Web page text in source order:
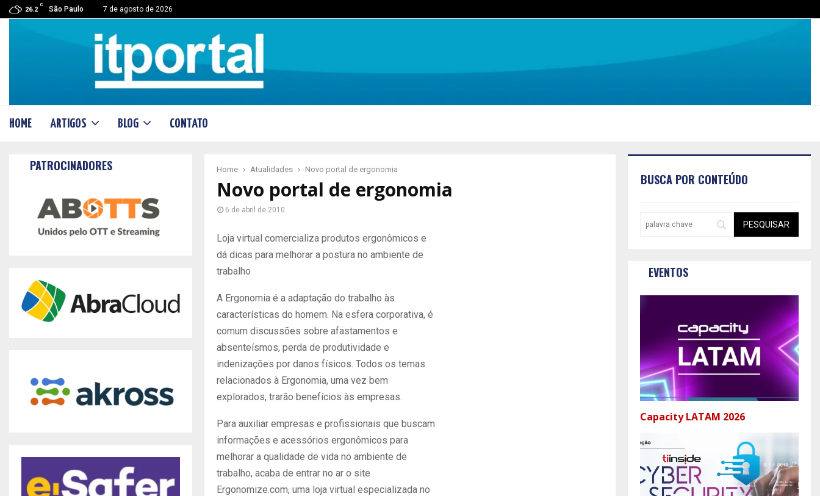
26.2
C
São Paulo 7 de agosto de 2026
HOME ARTIGOS BLOG CONTATO
Home Atualidades Novo portal de ergonomia
Novo portal de ergonomia
6 de abril de 2010
Loja virtual comercializa produtos ergonômicos e
dá dicas para melhorar a postura no ambiente de
trabalho
A Ergonomia é a adaptação do trabalho às
características do homem. Na esfera corporativa, é
comum discussões sobre afastamentos e
absenteísmos, perda de produtividade e
indenizações por danos físicos. Todos os temas
relacionados à Ergonomia, uma vez bem
explorados, trarão benefícios às empresas.
Para auxiliar empresas e profissionais que buscam
informações e acessórios ergonômicos para
melhorar a qualidade de vida no ambiente de
trabalho, acaba de entrar no ar o site
Ergonomize.com, uma loja virtual especializada no
PATROCINADORES
BUSCA POR CONTEÚDO
EVENTOS
Capacity LATAM 2026